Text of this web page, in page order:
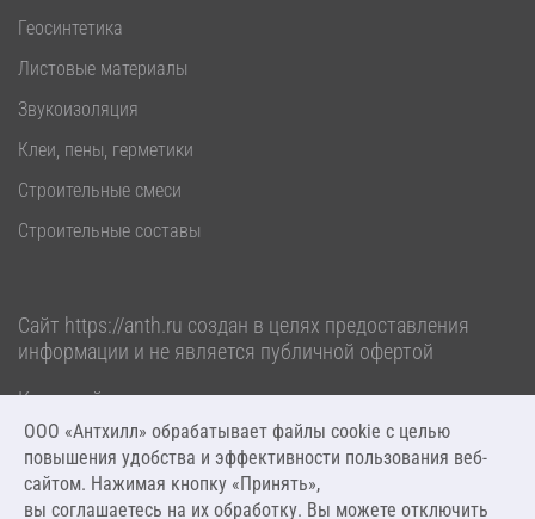
Геосинтетика
Листовые материалы
Звукоизоляция
Клеи, пены, герметики
Строительные смеси
Строительные составы
Сайт https://anth.ru создан в целях предоставления
информации и не является публичной офертой
Карта сайта
Политика обработки персональных данных
2026 ООО «Антхилл». Все права защищены.
ООО «Антхилл» обрабатывает файлы cookie c целью
повышения удобства и эффективности пользования веб-
сайтом. Нажимая кнопку «Принять»,
вы соглашаетесь на их обработку. Вы можете отключить